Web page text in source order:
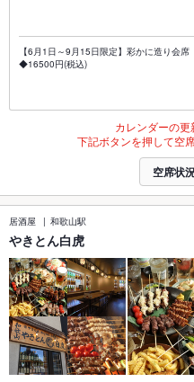
【6月1日～9月15日限定】彩かに造り会
◆16500円(税込)
カレンダーの更
下記ボタンを押して空
空席状
居酒屋 和歌山駅
やきとん白虎